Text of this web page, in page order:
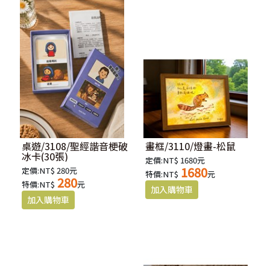
桌遊/3108/聖經諧音梗破
冰卡(30張)
定價:NT$ 280元
特價:NT$ 280元
畫框/3110/燈畫-松鼠
定價:NT$ 1680元
特價:NT$ 1680元